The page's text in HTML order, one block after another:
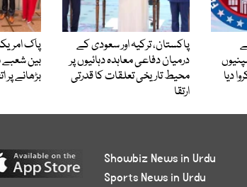
دیا
پاکستان، ترکیہ اور سعودی کے
درمیان دفاعی معاہدہ دہائیوں پر
محیط تاریخی تعلقات کا قدرتی
ارتقا
پاک
بین شعبے
بڑھانے پر
Showbiz News in Urdu
Sports News in Urdu